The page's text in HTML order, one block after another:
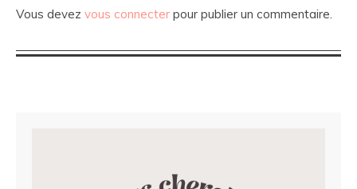
Vous devez vous connecter pour publier un commentaire.